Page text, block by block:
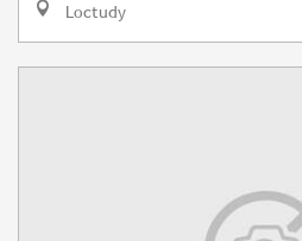
Loctudy